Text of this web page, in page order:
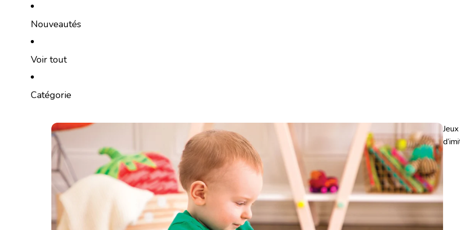
Nouveautés
Voir tout
Catégorie
Jeux